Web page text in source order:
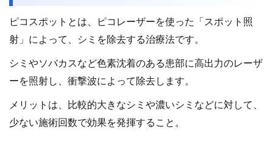
ピコスポットとは、ピコレーザーを使った「スポット照
射」によって、シミを除去する治療法です。
シミやソバカスなど色素沈着のある患部に高出力のレーザ
ーを照射し、衝撃波によって除去します。
メリットは、比較的大きなシミや濃いシミなどに対して、
少ない施術回数で効果を発揮すること。